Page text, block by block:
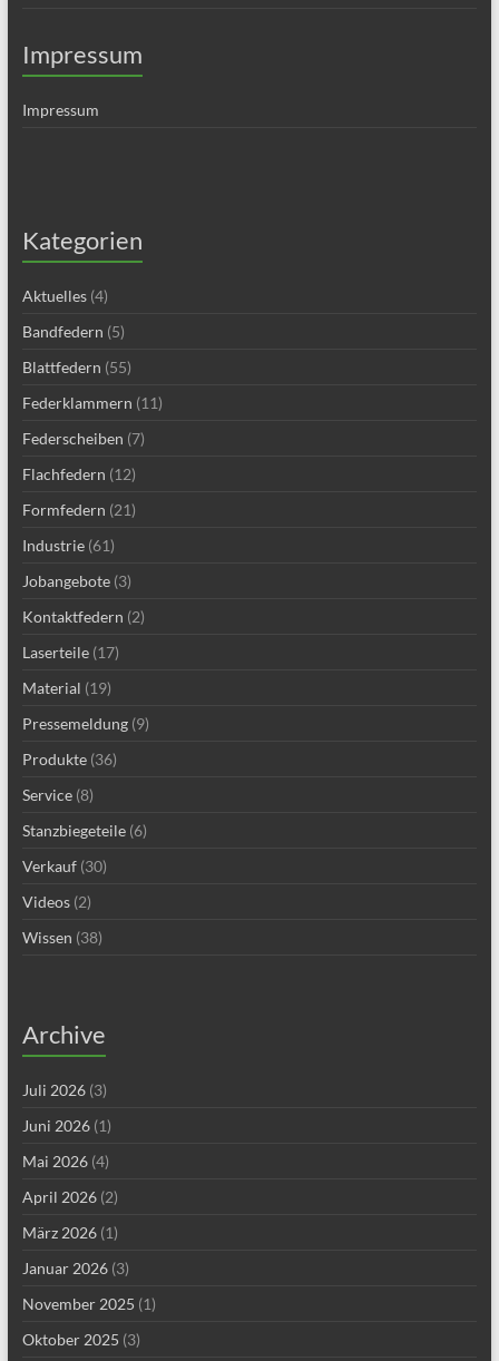
Impressum
Impressum
Kategorien
Aktuelles(4)
Bandfedern (5)
Blattfedern (55)
Federklammern (11)
Federscheiben (7)
Flachfedern (12)
Formfedern (21)
Industrie(61)
Jobangebote(3)
Kontaktfedern (2)
Laserteile(17)
Material (19)
Pressemeldung(9)
Produkte(36)
Service(8)
Stanzbiegeteile(6)
Verkauf(30)
Videos(2)
Wissen (38)
Archive
Juli 2026(3)
Juni 2026(1)
Mai 2026(4)
April 2026(2)
März 2026(1)
Januar 2026(3)
November 2025 (1)
Oktober 2025 (3)